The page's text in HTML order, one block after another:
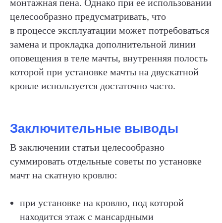
монтажная пена. Однако при ее использовании
целесообразно предусматривать, что
в процессе эксплуатации может потребоваться
замена и прокладка дополнительной линии
оповещения в теле мачты, внутренняя полость
которой при установке мачты на двускатной
кровле используется достаточно часто.
Заключительные выводы
В заключении статьи целесообразно
суммировать отдельные советы по установке
мачт на скатную кровлю:
при установке на кровлю, под которой
находится этаж с мансардными